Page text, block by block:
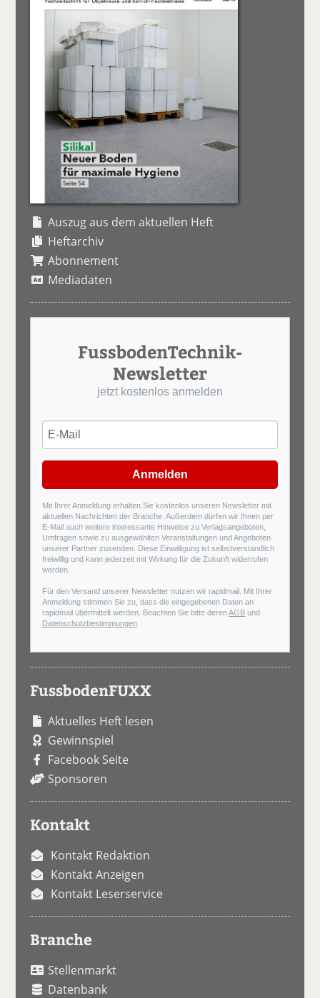
Auszug aus dem aktuellen Heft
Heftarchiv
Abonnement
Mediadaten
FussbodenTechnik-
Newsletter
jetzt kostenlos anmelden
Anmelden
Mit Ihrer Anmeldung erhalten Sie kostenlos unseren Newsletter mit
aktuellen Nachrichten der Branche. Außerdem dürfen wir Ihnen per
E-Mail auch weitere interessante Hinweise zu Verlagsangeboten,
Umfragen sowie zu ausgewählten Veranstaltungen und Angeboten
unserer Partner zusenden. Diese Einwilligung ist selbstverständlich
freiwillig und kann jederzeit mit Wirkung für die Zukunft widerrufen
werden.
Für den Versand unserer Newsletter nutzen wir rapidmail. Mit Ihrer
Anmeldung stimmen Sie zu, dass die eingegebenen Daten an
rapidmail übermittelt werden. Beachten Sie bitte derenAGB und
Datenschutzbestimmungen
FussbodenFUXX
Aktuelles Heft lesen
Gewinnspiel
Facebook Seite
Sponsoren
Kontakt
Kontakt Redaktion
Kontakt Anzeigen
Kontakt Leserservice
Branche
Stellenmarkt
Datenbank